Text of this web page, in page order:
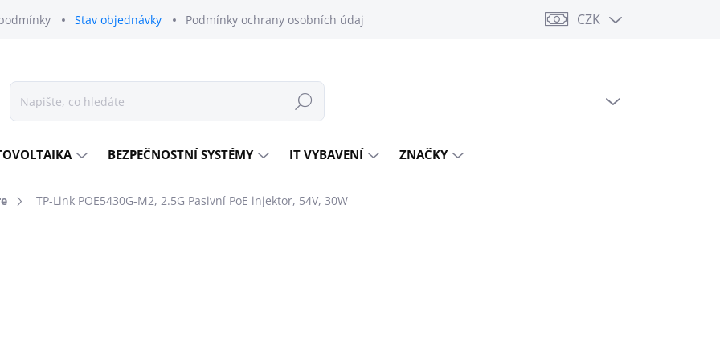
Stav objednávky Podmínky ochrany osobních údajů CZK
Hledat
BEZPEČNOSTNÍ SYSTÉMY IT VYBAVENÍ ZNAČKY
TP-Link POE5430G-M2, 2.5G Pasivní PoE injektor, 54V, 30W